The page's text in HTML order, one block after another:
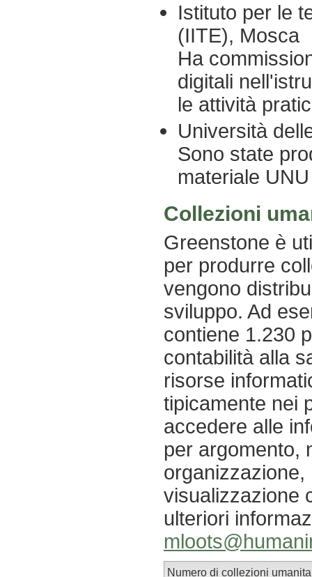
Istituto per le
(IITE), Mosca
Ha
digitali
le attività
Università
Sono state
materiale UNU
Collezioni
Greenstone è
per produrre
vengono
sviluppo. Ad
contiene 1.230
contabilità alla
risorse
tipicamente nei
accedere alle
per argomento,
visualizzazione
ulteriori
Numero di collezioni